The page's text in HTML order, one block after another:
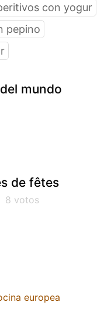
con yogur
pepino
mundo
de fêtes
europea